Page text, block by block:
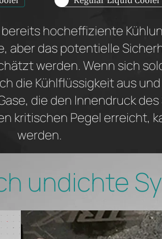
hocheffiziente
aber das potentielle
werden. Wenn sich
die Kühlflüssigkeit aus
die den Innendruck
kritischen Pegel erreicht,
werden.
undichte